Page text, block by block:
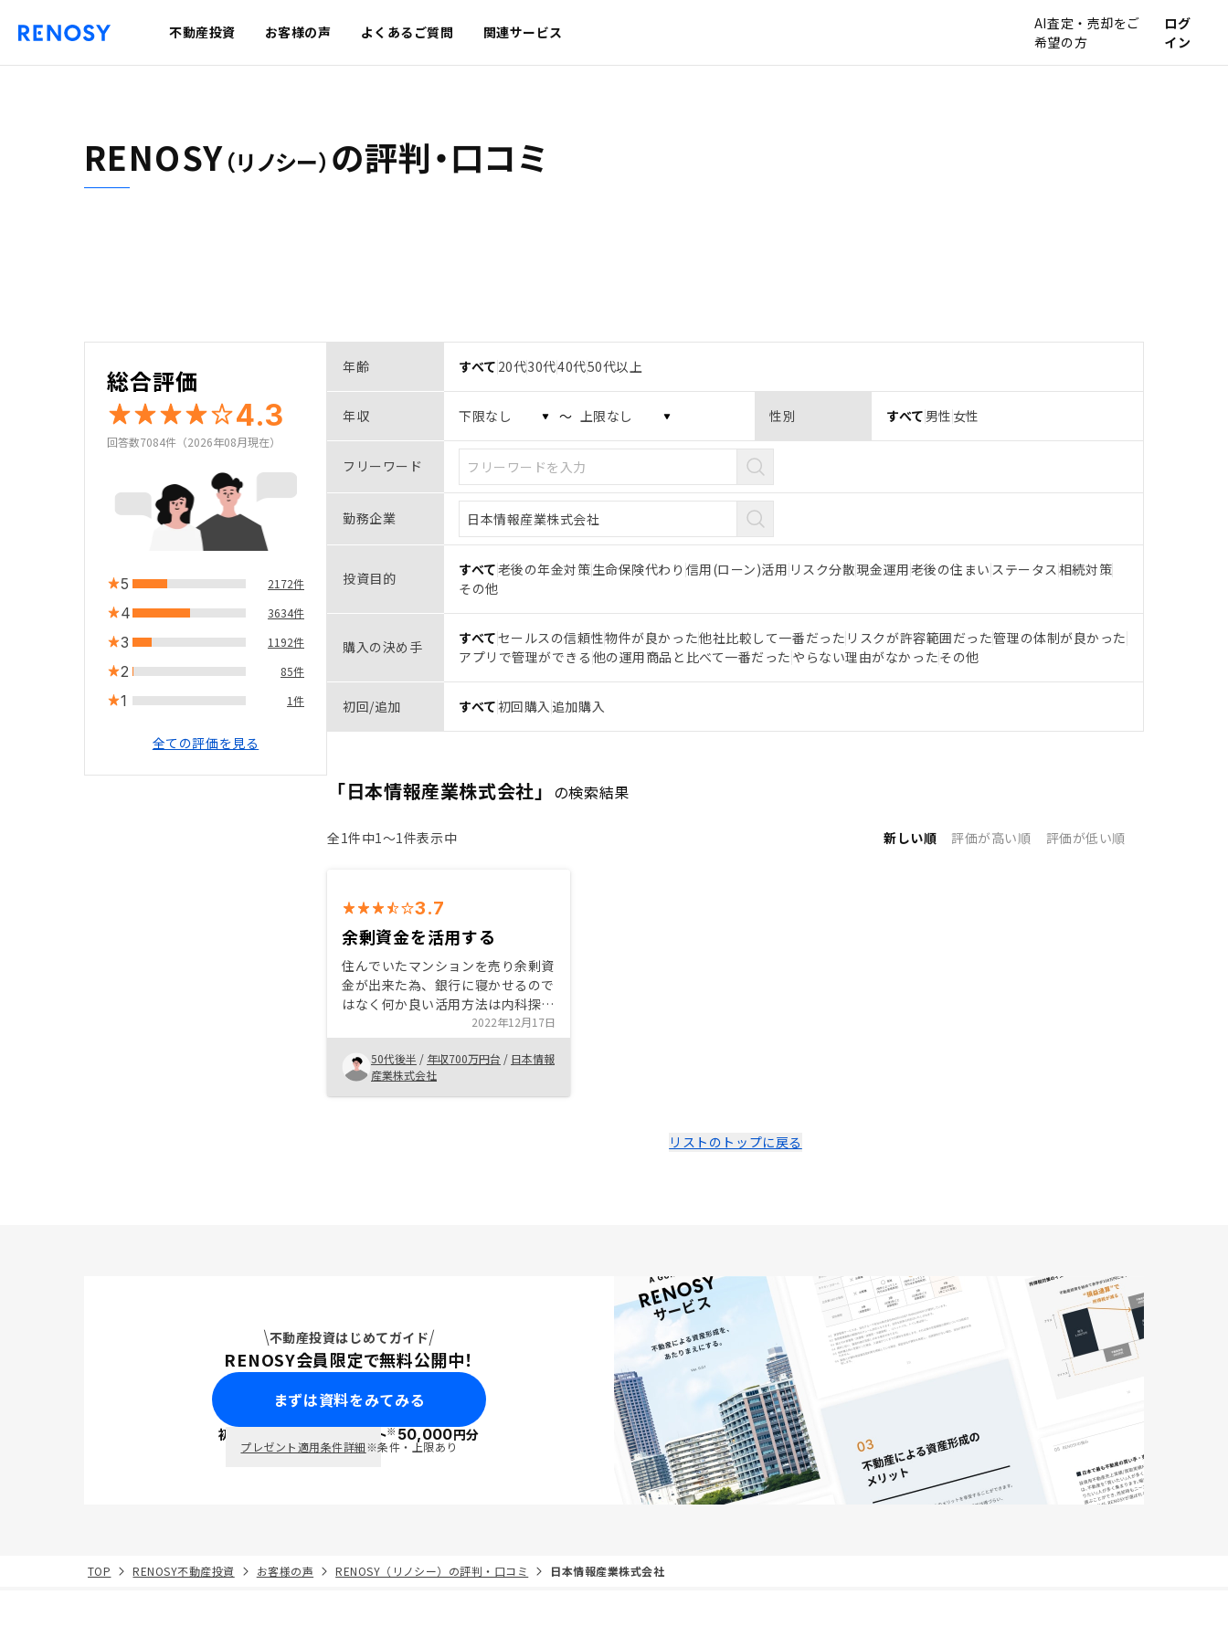
不動産投資 お客様の声 よくあるご質問 関連サービス
AI査定・売却をご
希望の方
ログ
イン
RENOSY（リノシー） の評判・口コミ
総合評価
4.3
回答数7084件（2026年08月現在）
5 2172件
4 3634件
3 1192件
2 85件
1 1件
全ての評価を見る
年齢 すべて 20代30代40代50代以上
年収 〜 性別 すべて 男性 女性
フリーワード
勤務企業
投資目的 すべて老後の年金対策生命保険代わり 信用(ローン)活用 リスク分散現金運用老後の住まい ステータス相続対策
その他
購入の決め手 すべてセールスの信頼性物件が良かった他社比較して一番だった リスクが許容範囲だった管理の体制が良かった
アプリで管理ができる 他の運用商品と比べて一番だった やらない理由がなかったその他
初回/追加 すべて初回購入 追加購入
「日本情報産業株式会社」 の検索結果
全1件中1〜1件表示中 新しい順 評価が高い順 評価が低い順
3.7
余剰資金を活用する
住んでいたマンションを売り余剰資
金が出来た為、銀行に寝かせるので
はなく何か良い活用方法は内科探し
ていました。 広告につられて面談
を行い、現金を寝かせるくらいなら
不動産投資は有利だと思いました。
購入後のリスクも小さくするプラン
になっていて安心な感覚です。 会
2022年12月17日
50代後半 / 年収700万円台 / 日本情報
産業株式会社
リストのトップに戻る
不動産投資はじめてガイド
RENOSY会員限定で無料公開中！
まずは資料をみてみる
初回面談で ポイント※50,000円分
プレゼント適用条件詳細※条件・上限あり
TOP RENOSY不動産投資 お客様の声 RENOSY（リノシー）の評判・口コミ 日本情報産業株式会社